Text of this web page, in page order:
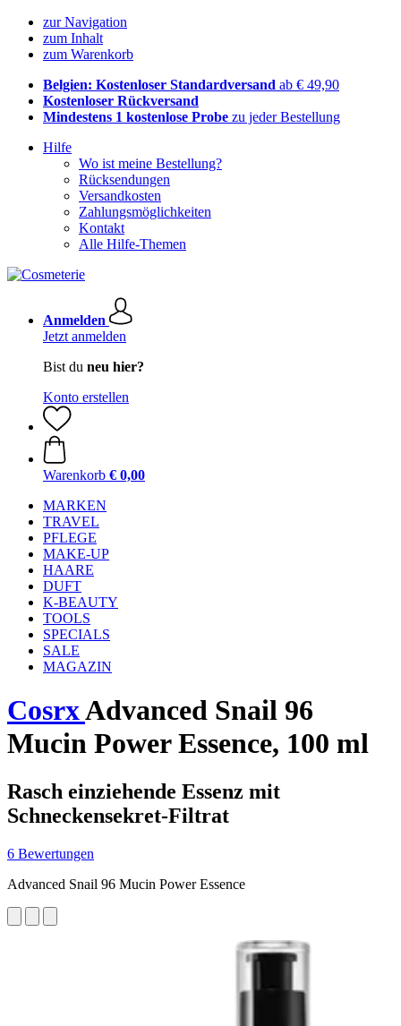
zur Navigation
zum Inhalt
zum Warenkorb
Belgien: Kostenloser Standardversand ab € 49,90
Kostenloser Rückversand
Mindestens 1 kostenlose Probe zu jeder Bestellung
Hilfe
Wo ist meine Bestellung?
Rücksendungen
Versandkosten
Zahlungsmöglichkeiten
Kontakt
Alle Hilfe-Themen
Anmelden
Jetzt anmelden
Bist du neu hier?
Konto erstellen
Warenkorb € 0,00
MARKEN
TRAVEL
PFLEGE
MAKE-UP
HAARE
DUFT
K-BEAUTY
TOOLS
SPECIALS
SALE
MAGAZIN
CosrxAdvanced Snail 96
Mucin Power Essence, 100 ml
Rasch einziehende Essenz mit
Schneckensekret-Filtrat
6 Bewertungen
Advanced Snail 96 Mucin Power Essence